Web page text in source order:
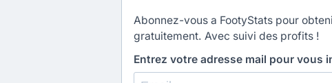
Abonnez-vous a FootyStats pour
gratuitement. Avec suivi des profits !
Entrez votre adresse mail pour vous